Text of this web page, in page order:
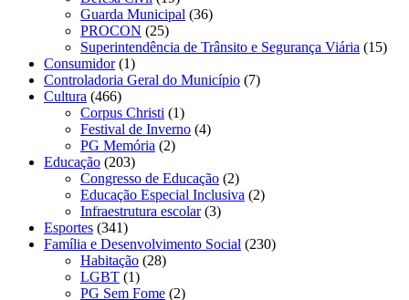
Guarda Municipal (36)
PROCON (25)
Superintendência de Trânsito e Segurança Viária (15)
Consumidor(1)
Controladoria Geral do Município (7)
Cultura (466)
Corpus Christi (1)
Festival de Inverno (4)
PG Memória (2)
Educação (203)
Congresso de Educação (2)
Educação Especial Inclusiva (2)
Infraestrutura escolar(3)
Esportes (341)
Família e Desenvolvimento Social (230)
Habitação (28)
LGBT (1)
PG Sem Fome (2)